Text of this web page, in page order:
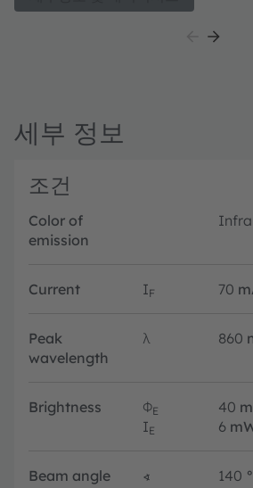
illumination while extending battery
superior efficiency. Housed in a
세부 정보
조건
Color of
emission
Current IF 70
Peak
wavelength
λ 860
Brightness ΦE 40
IE 6
Beam angle ∢ 140 °